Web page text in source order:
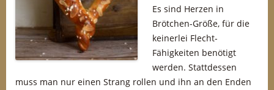
Es sind Herzen in
Brötchen-Größe, für die
keinerlei Flecht-
Fähigkeiten benötigt
werden. Stattdessen
muss man nur einen Strang rollen und ihn an den Enden